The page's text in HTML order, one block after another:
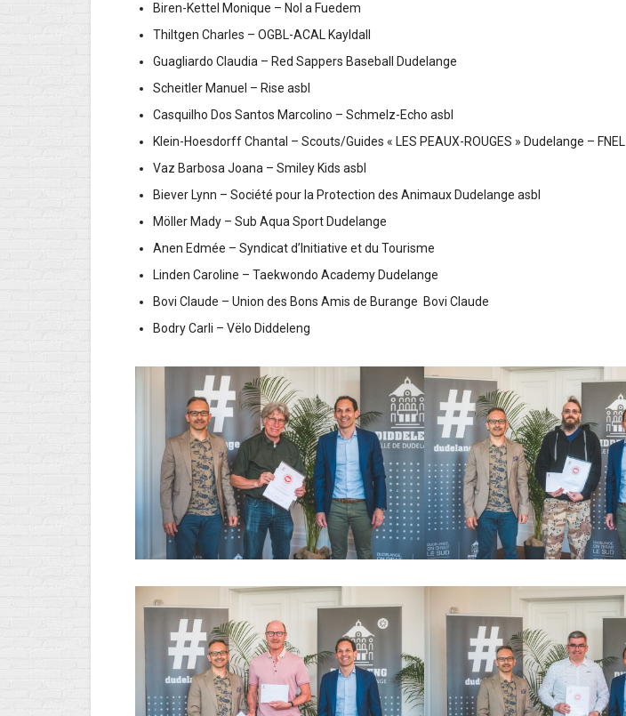
Biren-Kettel Monique – Nol a Fuedem
Thiltgen Charles – OGBL-ACAL Kayldall
Guagliardo Claudia – Red Sappers Baseball Dudelange
Scheitler Manuel – Rise asbl
Casquilho Dos Santos Marcolino – Schmelz-Echo asbl
Klein-Hoesdorff Chantal – Scouts/Guides « LES PEAUX-ROUGES » Dudelange – FNEL
Vaz Barbosa Joana – Smiley Kids asbl
Biever Lynn – Société pour la Protection des Animaux Dudelange asbl
Möller Mady – Sub Aqua Sport Dudelange
Anen Edmée – Syndicat d’Initiative et du Tourisme
Linden Caroline – Taekwondo Academy Dudelange
Bovi Claude – Union des Bons Amis de Burange Bovi Claude
Bodry Carli – Vëlo Diddeleng